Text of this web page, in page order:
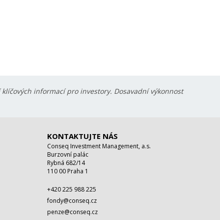
informací pro investory. Dosavadní výkonnost
KONTAKTUJTE NÁS
Conseq Investment Management, a.s.
Burzovní palác
Rybná 682/14
110 00 Praha 1
+420 225 988 225
fondy@conseq.cz
penze@conseq.cz